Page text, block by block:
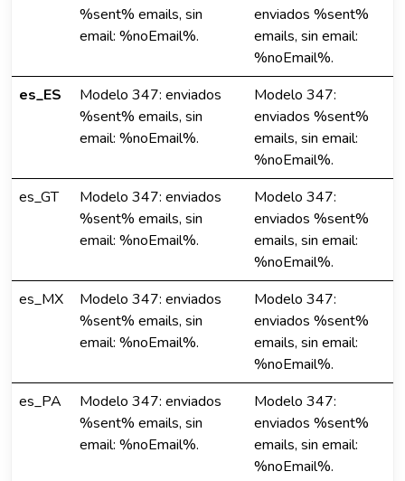
%sent% emails, sin
email: %noEmail%.
enviados %sent%
emails, sin email:
%noEmail%.
es_ES
Modelo 347: enviados
%sent% emails, sin
email: %noEmail%.
Modelo 347:
enviados %sent%
emails, sin email:
%noEmail%.
es_GT
Modelo 347: enviados
%sent% emails, sin
email: %noEmail%.
Modelo 347:
enviados %sent%
emails, sin email:
%noEmail%.
es_MX
Modelo 347: enviados
%sent% emails, sin
email: %noEmail%.
Modelo 347:
enviados %sent%
emails, sin email:
%noEmail%.
es_PA
Modelo 347: enviados
%sent% emails, sin
email: %noEmail%.
Modelo 347:
enviados %sent%
emails, sin email:
%noEmail%.